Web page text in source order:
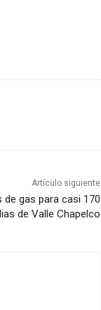
Artículo siguiente
gas para casi 170
de Valle Chapelco